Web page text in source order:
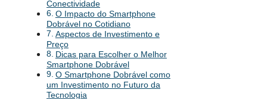
Conectividade
O Impacto do Smartphone
Dobrável no Cotidiano
Aspectos de Investimento e
Preço
Dicas para Escolher o Melhor
Smartphone Dobrável
O Smartphone Dobrável como
um Investimento no Futuro da
Tecnologia